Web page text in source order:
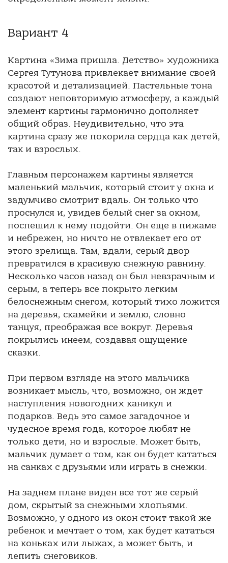
Вариант 4
Картина «Зима пришла. Детство» художника
Сергея Тутунова привлекает внимание своей
красотой и детализацией. Пастельные тона
создают неповторимую атмосферу, а каждый
элемент картины гармонично дополняет
общий образ. Неудивительно, что эта
картина сразу же покорила сердца как детей,
так и взрослых.
Главным персонажем картины является
маленький мальчик, который стоит у окна и
задумчиво смотрит вдаль. Он только что
проснулся и, увидев белый снег за окном,
поспешил к нему подойти. Он еще в пижаме
и небрежен, но ничто не отвлекает его от
этого зрелища. Там, вдали, серый двор
превратился в красивую снежную равнину.
Несколько часов назад он был невзрачным и
серым, а теперь все покрыто легким
белоснежным снегом, который тихо ложится
на деревья, скамейки и землю, словно
танцуя, преображая все вокруг. Деревья
покрылись инеем, создавая ощущение
сказки.
При первом взгляде на этого мальчика
возникает мысль, что, возможно, он ждет
наступления новогодних каникул и
подарков. Ведь это самое загадочное и
чудесное время года, которое любят не
только дети, но и взрослые. Может быть,
мальчик думает о том, как он будет кататься
на санках с друзьями или играть в снежки.
На заднем плане виден все тот же серый
дом, скрытый за снежными хлопьями.
Возможно, у одного из окон стоит такой же
ребенок и мечтает о том, как будет кататься
на коньках или лыжах, а может быть, и
лепить снеговиков.